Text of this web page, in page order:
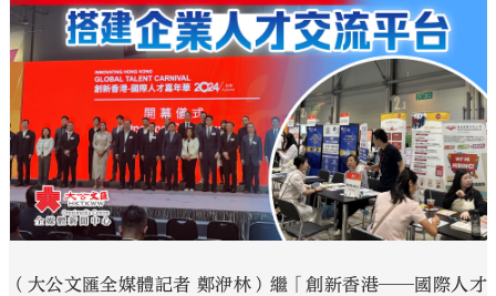
大公文匯
（大公文匯全媒體記者 鄭洢林）繼「創新香港──國際人才